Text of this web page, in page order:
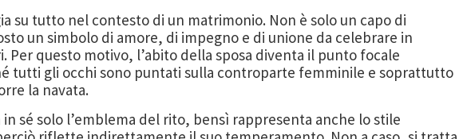
su tutto nel contesto di un matrimonio. Non è solo un capo di
un simbolo di amore, di impegno e di unione da celebrare in
Per questo motivo, l’abito della sposa diventa il punto focale
tutti gli occhi sono puntati sulla controparte femminile e soprattutto
la navata.
sé solo l’emblema del rito, bensì rappresenta anche lo stile